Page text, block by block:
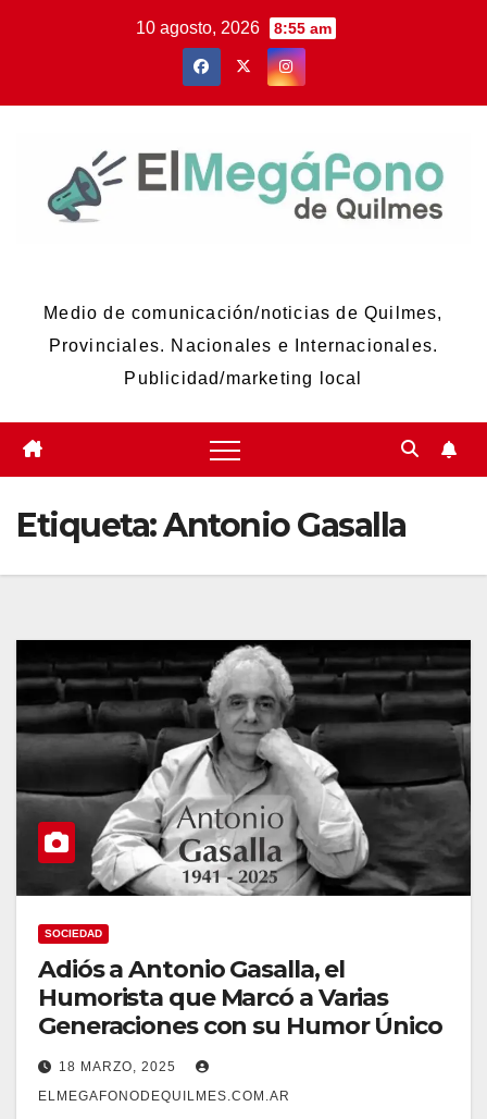
10 agosto, 2026 8:55 am
Medio de comunicación/noticias de Quilmes,
Provinciales. Nacionales e Internacionales.
Publicidad/marketing local
Etiqueta:Antonio Gasalla
SOCIEDAD
Adiós a Antonio Gasalla, el
Humorista que Marcó a Varias
Generaciones con su Humor Único
18 MARZO, 2025
ELMEGAFONODEQUILMES.COM.AR